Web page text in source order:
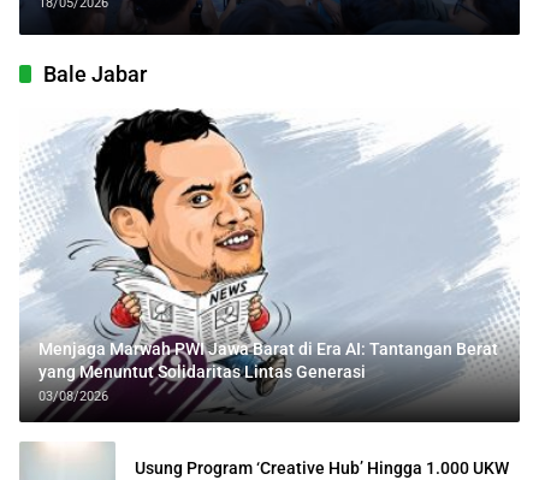
Bale Jabar
Menjaga Marwah PWI Jawa Barat di Era AI: Tantangan Berat
yang Menuntut Solidaritas Lintas Generasi
03/08/2026
Usung Program ‘Creative Hub’ Hingga 1.000 UKW